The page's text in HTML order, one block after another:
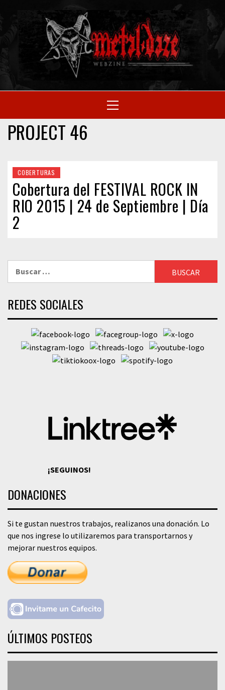
content
SITIO OFICIAL
Menu
PROJECT 46
COBERTURAS
Cobertura del FESTIVAL ROCK IN
RIO 2015 | 24 de Septiembre | Día
2
REDES SOCIALES
¡SEGUINOS!
DONACIONES
Si te gustan nuestros trabajos, realizanos una donación. Lo
que nos ingrese lo utilizaremos para transportarnos y
mejorar nuestros equipos.
ÚLTIMOS POSTEOS